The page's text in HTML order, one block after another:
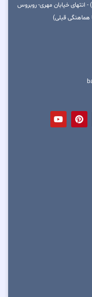
- انتهای خیابان مهری- روبروس
هماهنگی قبلی)